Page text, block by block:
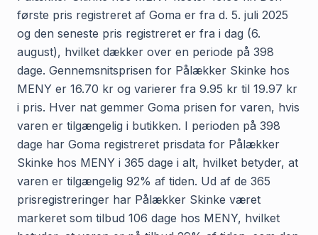
første pris registreret af Goma er fra d. 5. juli 2025
og den seneste pris registreret er fra i dag (6.
august), hvilket dækker over en periode på 398
dage. Gennemsnitsprisen for Pålækker Skinke hos
MENY er 16.70 kr og varierer fra 9.95 kr til 19.97 kr
i pris. Hver nat gemmer Goma prisen for varen, hvis
varen er tilgængelig i butikken. I perioden på 398
dage har Goma registreret prisdata for Pålækker
Skinke hos MENY i 365 dage i alt, hvilket betyder, at
varen er tilgængelig 92% af tiden. Ud af de 365
prisregistreringer har Pålækker Skinke været
markeret som tilbud 106 dage hos MENY, hvilket